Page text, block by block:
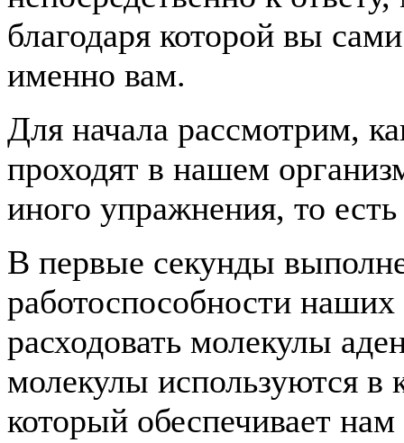
благодаря которой вы
именно вам.
Для начала рассмотрим,
проходят в нашем
иного упражнения, то
В первые секунды
работоспособности
расходовать молекулы
молекулы используются в
который обеспечивает